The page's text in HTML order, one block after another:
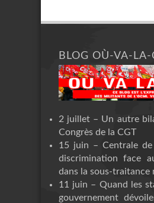
BLOG OÙ-VA-LA-
2 juillet – Un autre
Congrès de la CGT
15 juin – Centrale de
discrimination face
dans la sous-traitance
11 juin – Quand les
gouvernement